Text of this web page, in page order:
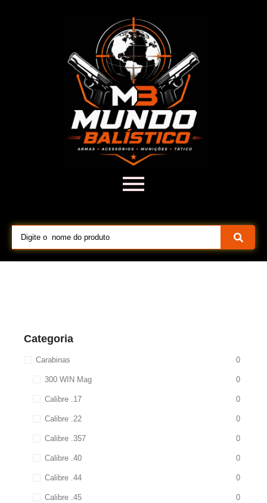
Categoria
Carabinas 0
300 WIN Mag 0
Calibre .17 0
Calibre .22 0
Calibre .357 0
Calibre .40 0
Calibre .44 0
Calibre .45 0